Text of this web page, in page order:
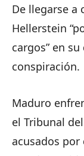
De llegarse a
Hellerstein
cargos” en
conspiración.
Maduro
el Tribunal
acusados por